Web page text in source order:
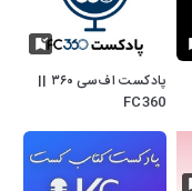
پادکست اف‌سی ۳۶۰ ||
FC360